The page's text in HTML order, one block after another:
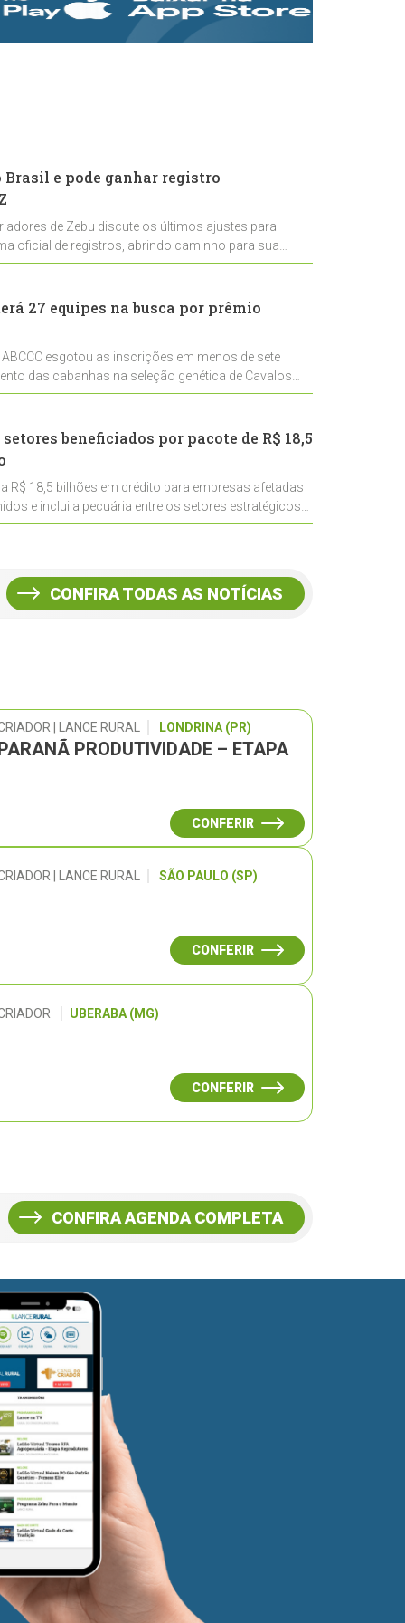
rastreabilidade e
rigor técnico para
Brasil e pode ganhar registro
de Zebu discute os últimos ajustes para
oficial de registros, abrindo caminho para sua
27 equipes na busca por prêmio
esgotou as inscrições em menos de sete
das cabanhas na seleção genética de Cavalos
beneficiados por pacote de R$ 18,5
R$ 18,5 bilhões em crédito para empresas afetadas
e inclui a pecuária entre os setores estratégicos
CONFIRA TODAS AS NOTÍCIAS
| LANCE RURAL LONDRINA (PR)
PRODUTIVIDADE – ETAPA
CONFERIR
| LANCE RURAL SÃO PAULO (SP)
CONFERIR
UBERABA (MG)
CONFERIR
CONFIRA AGENDA COMPLETA